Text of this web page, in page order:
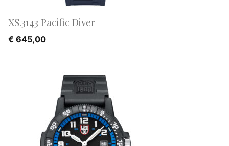
XS.3143 Pacific Diver
€ 645,00